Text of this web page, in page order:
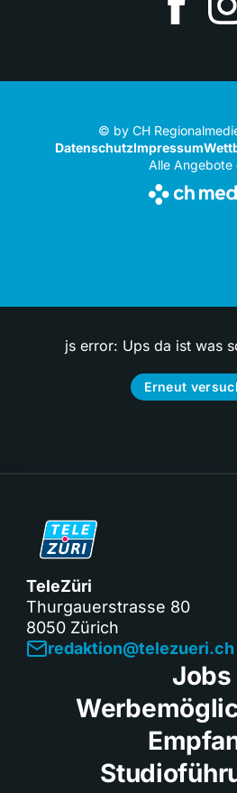
© by CH
DatenschutzImpressum
Alle Angebote
js error: Ups da ist was
Erneut
TeleZüri
Thurgauerstrasse 80
8050 Zürich
redaktion@telezueri.ch
Jobs